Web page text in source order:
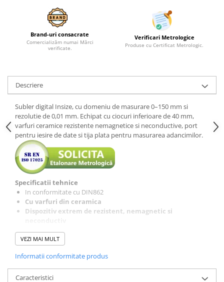
Brand-uri consacrate
Comercializăm numai Mărci
verificate.
Verificari Metrologice
Produse cu Certificat Metrologic.
Descriere
Subler digital Insize, cu domeniu de masurare 0–150 mm si
rezolutie de 0,01 mm. Echipat cu ciocuri inferioare de 40 mm,
varfuri ceramice rezistente nemagnetice si neconductive, port
pentru iesire de date si tija plata pentru masurarea adancimilor.
Specificatii tehnice
In conformitate cu DIN862
Cu varfuri din ceramica
Dispozitiv extrem de rezistent, nemagnetic si
Fara rola de avans
Pornire automata prin glisare
Interval:
0-150 mm (0-6")
Rezolutie:
VEZI MAI MULT
Informatii conformitate produs
Caracteristici